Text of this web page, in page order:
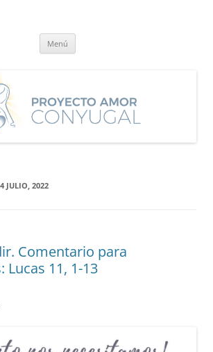
Menú
JULIO, 2022
Comentario para
11, 1-13